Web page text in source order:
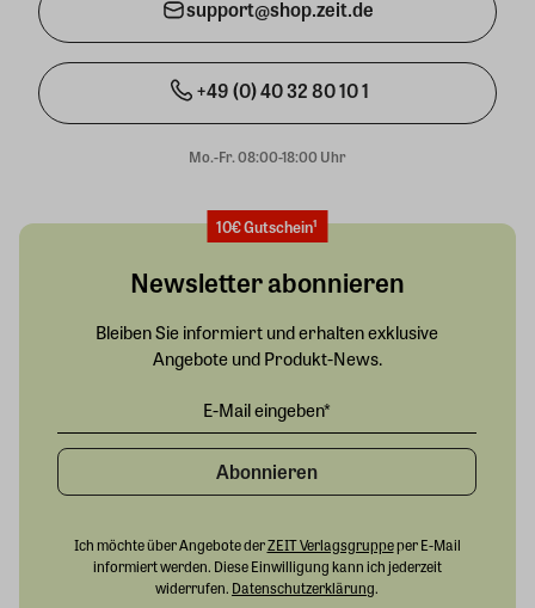
support@shop.zeit.de
+49 (0) 40 32 80 10 1
Mo.-Fr. 08:00-18:00 Uhr
10€ Gutschein¹
Newsletter abonnieren
Bleiben Sie informiert und erhalten exklusive
Angebote und Produkt-News.
Abonnieren
Ich möchte über Angebote derZEIT Verlagsgruppeper E-Mail
informiert werden. Diese Einwilligung kann ich jederzeit
widerrufen. Datenschutzerklärung.